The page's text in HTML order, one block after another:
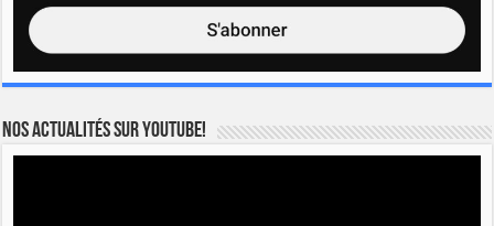
Nos actualités sur YOUTUBE!